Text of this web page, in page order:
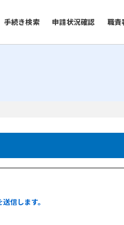
手続き検索 申請状況確認 職責
信します。